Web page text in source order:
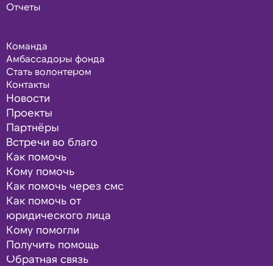
Отчеты
Команда
Амбассадоры фонда
Стать волонтером
Контакты
Новости
Проекты
Партнёры
Встречи во благо
Как помочь
Кому помочь
Как помочь через смс
Как помочь от
юридического лица
Кому помогли
Получить помощь
Обратная связь